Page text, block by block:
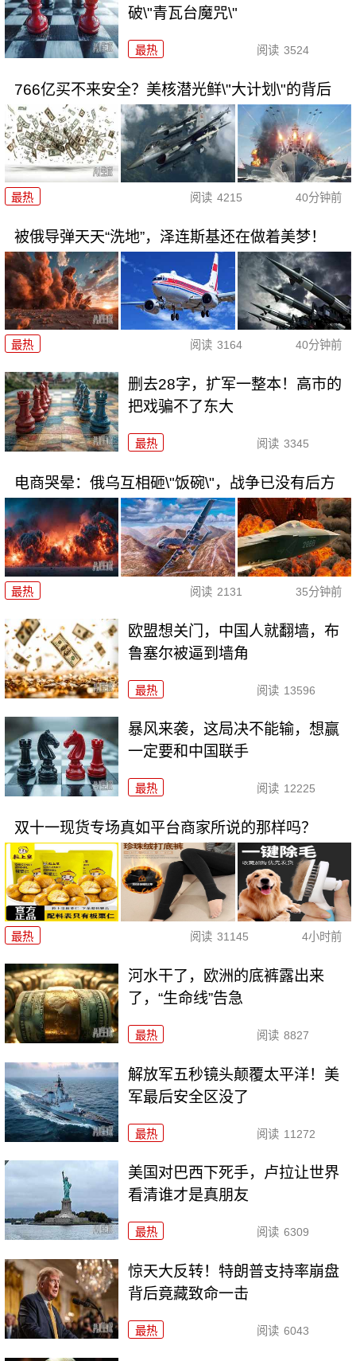
破\"青瓦台魔咒\"
最热 阅读 3524
766亿买不来安全？美核潜光鲜\"大计划\"的背后
最热 阅读 4215 40分钟前
被俄导弹天天“洗地”，泽连斯基还在做着美梦！
最热 阅读 3164 40分钟前
删去28字，扩军一整本！高市的
把戏骗不了东大
最热 阅读 3345
电商哭晕：俄乌互相砸\"饭碗\"，战争已没有后方
最热 阅读 2131 35分钟前
欧盟想关门，中国人就翻墙，布
鲁塞尔被逼到墙角
最热 阅读 13596
暴风来袭，这局决不能输，想赢
一定要和中国联手
最热 阅读 12225
双十一现货专场真如平台商家所说的那样吗？
最热 阅读 31145 4小时前
河水干了，欧洲的底裤露出来
了，“生命线”告急
最热 阅读 8827
解放军五秒镜头颠覆太平洋！美
军最后安全区没了
最热 阅读 11272
美国对巴西下死手，卢拉让世界
看清谁才是真朋友
最热 阅读 6309
惊天大反转！特朗普支持率崩盘
背后竟藏致命一击
最热 阅读 6043